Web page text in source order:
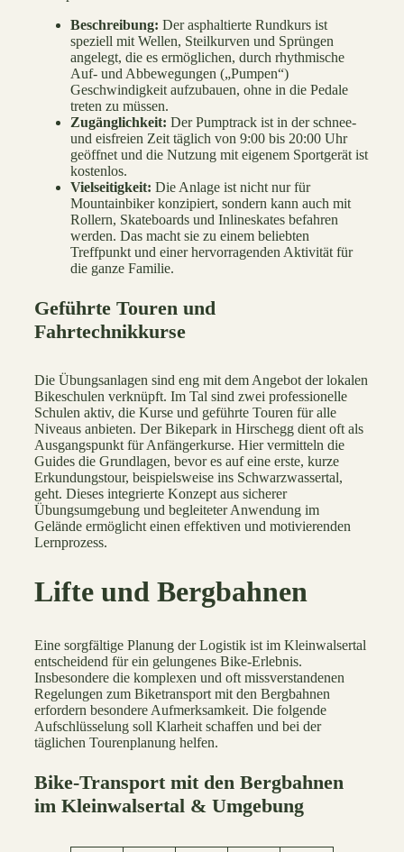
Beschreibung: Der asphaltierte Rundkurs ist
speziell mit Wellen, Steilkurven und Sprüngen
angelegt, die es ermöglichen, durch rhythmische
Auf- und Abbewegungen („Pumpen“)
Geschwindigkeit aufzubauen, ohne in die Pedale
treten zu müssen.
Zugänglichkeit: Der Pumptrack ist in der schnee-
und eisfreien Zeit täglich von 9:00 bis 20:00 Uhr
geöffnet und die Nutzung mit eigenem Sportgerät ist
kostenlos.
Vielseitigkeit: Die Anlage ist nicht nur für
Mountainbiker konzipiert, sondern kann auch mit
Rollern, Skateboards und Inlineskates befahren
werden. Das macht sie zu einem beliebten
Treffpunkt und einer hervorragenden Aktivität für
die ganze Familie.
Geführte Touren und
Fahrtechnikkurse
Die Übungsanlagen sind eng mit dem Angebot der lokalen
Bikeschulen verknüpft. Im Tal sind zwei professionelle
Schulen aktiv, die Kurse und geführte Touren für alle
Niveaus anbieten. Der Bikepark in Hirschegg dient oft als
Ausgangspunkt für Anfängerkurse. Hier vermitteln die
Guides die Grundlagen, bevor es auf eine erste, kurze
Erkundungstour, beispielsweise ins Schwarzwassertal,
geht. Dieses integrierte Konzept aus sicherer
Übungsumgebung und begleiteter Anwendung im
Gelände ermöglicht einen effektiven und motivierenden
Lernprozess.
Lifte und Bergbahnen
Eine sorgfältige Planung der Logistik ist im Kleinwalsertal
entscheidend für ein gelungenes Bike-Erlebnis.
Insbesondere die komplexen und oft missverstandenen
Regelungen zum Biketransport mit den Bergbahnen
erfordern besondere Aufmerksamkeit. Die folgende
Aufschlüsselung soll Klarheit schaffen und bei der
täglichen Tourenplanung helfen.
Bike-Transport mit den Bergbahnen
im Kleinwalsertal & Umgebung